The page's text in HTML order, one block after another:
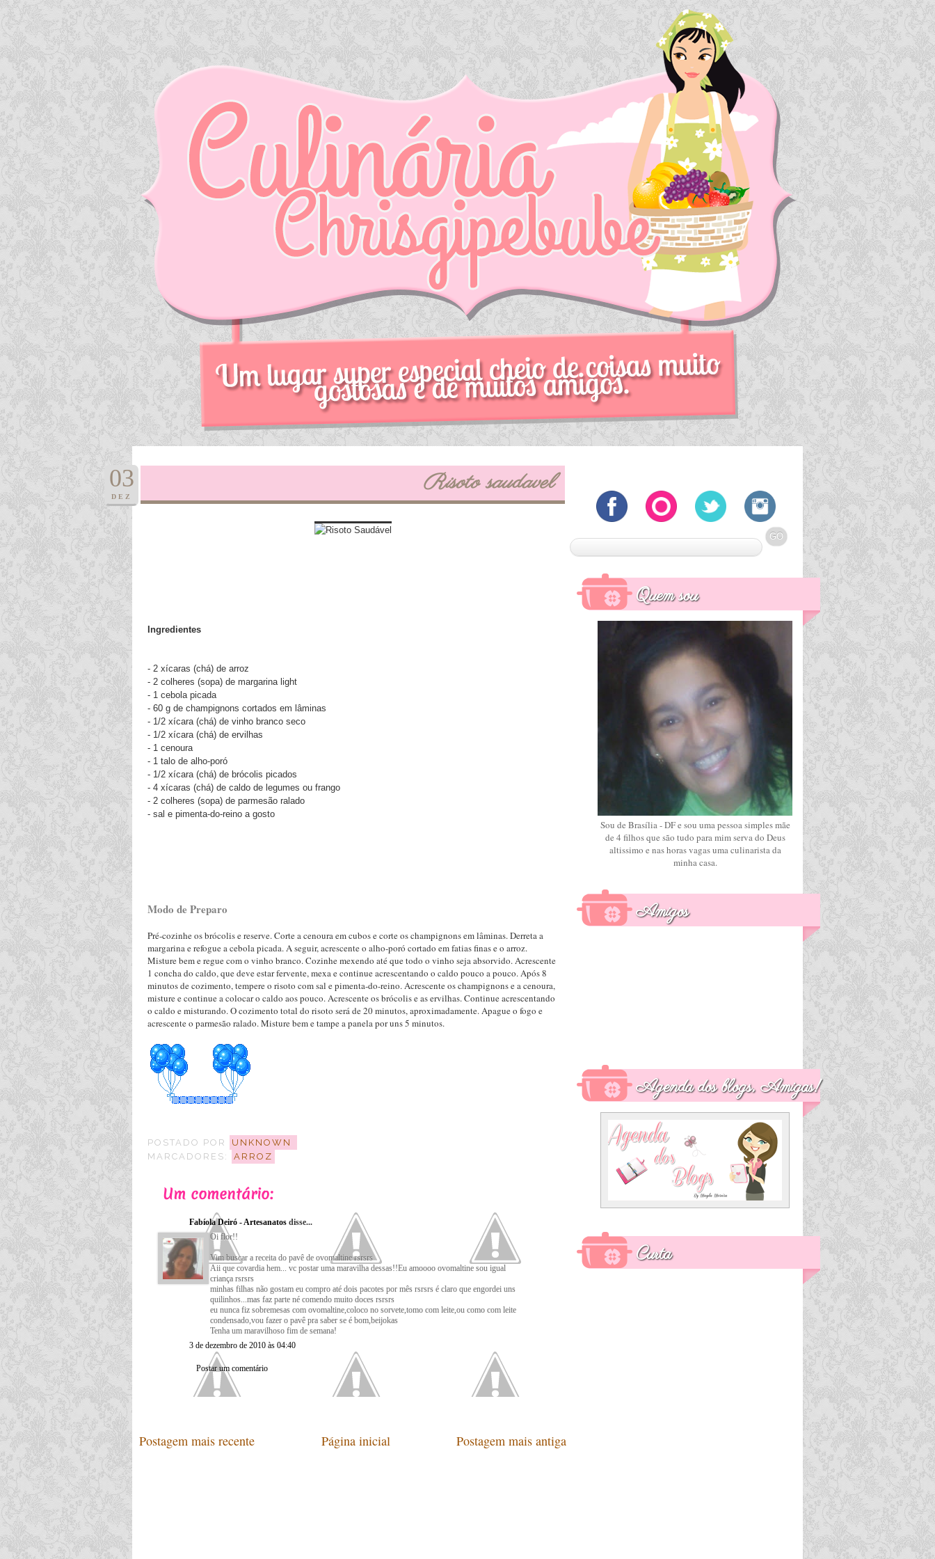
03
DEZ
EMB
RO
2010
Risoto saudavel
Ingredientes
- 2 xícaras (chá) de arroz
- 2 colheres (sopa) de margarina light
- 1 cebola picada
- 60 g de champignons cortados em lâminas
- 1/2 xícara (chá) de vinho branco seco
- 1/2 xícara (chá) de ervilhas
- 1 cenoura
- 1 talo de alho-poró
- 1/2 xícara (chá) de brócolis picados
- 4 xícaras (chá) de caldo de legumes ou frango
- 2 colheres (sopa) de parmesão ralado
- sal e pimenta-do-reino a gosto
Modo de Preparo
Pré-cozinhe os brócolis e reserve. Corte a cenoura em cubos e corte os champignons em lâminas. Derreta a
margarina e refogue a cebola picada. A seguir, acrescente o alho-poró cortado em fatias finas e o arroz.
Misture bem e regue com o vinho branco. Cozinhe mexendo até que todo o vinho seja absorvido. Acrescente
1 concha do caldo, que deve estar fervente, mexa e continue acrescentando o caldo pouco a pouco. Após 8
minutos de cozimento, tempere o risoto com sal e pimenta-do-reino. Acrescente os champignons e a cenoura,
misture e continue a colocar o caldo aos pouco. Acrescente os brócolis e as ervilhas. Continue acrescentando
o caldo e misturando. O cozimento total do risoto será de 20 minutos, aproximadamente. Apague o fogo e
acrescente o parmesão ralado. Misture bem e tampe a panela por uns 5 minutos.
POSTADO POR
UNKNOWN
MARCADORES:
ARROZ
Um comentário:
Fabíola Deiró - Artesanatos disse...
Oi flor!!
Vim buscar a receita do pavê de ovomaltine rsrsrs
Aii que covardia hem... vc postar uma maravilha dessas!!Eu amoooo ovomaltine sou igual
criança rsrsrs
minhas filhas não gostam eu compro até dois pacotes por mês rsrsrs é claro que engordei uns
quilinhos...mas faz parte né comendo muito doces rsrsrs
eu nunca fiz sobremesas com ovomaltine,coloco no sorvete,tomo com leite,ou como com leite
condensado,vou fazer o pavê pra saber se é bom,beijokas
Tenha um maravilhoso fim de semana!
3 de dezembro de 2010 às 04:40
Postar um comentário
Postagem mais recente Postagem mais antiga
Página inicial
Quem sou
Sou de Brasília - DF e sou uma pessoa simples mãe
de 4 filhos que são tudo para mim serva do Deus
altissimo e nas horas vagas uma culinarista da
minha casa.
Amigos
Agenda dos blogs, Amigas!
Curta